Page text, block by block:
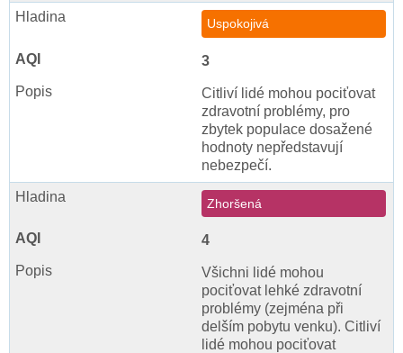
Uspokojivá
3
Citliví lidé mohou pociťovat
zdravotní problémy, pro
zbytek populace dosažené
hodnoty nepředstavují
nebezpečí.
Zhoršená
4
Všichni lidé mohou
pociťovat lehké zdravotní
problémy (zejména při
delším pobytu venku). Citliví
lidé mohou pociťovat